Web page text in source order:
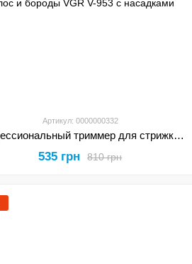
Артикул: 0000000332
Профессиональный триммер для стрижки волос и бороды VGR V-953 с насадками
810 грн
535 грн